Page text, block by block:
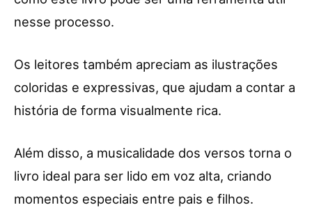
nesse processo.
Os leitores também apreciam as ilustrações
coloridas e expressivas, que ajudam a contar a
história de forma visualmente rica.
Além disso, a musicalidade dos versos torna o
livro ideal para ser lido em voz alta, criando
momentos especiais entre pais e filhos.